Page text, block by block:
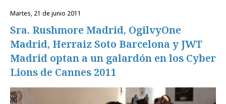
martes, 21 de junio 2011
Sra. Rushmore Madrid, OgilvyOne
Madrid, Herraiz Soto Barcelona y JWT
Madrid optan a un galardón en los Cyber
Lions de Cannes 2011